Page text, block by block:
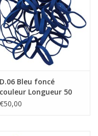
D.06 Bleu foncé
couleur Longueur 50
mm, Largeur 15 mm
€50,00